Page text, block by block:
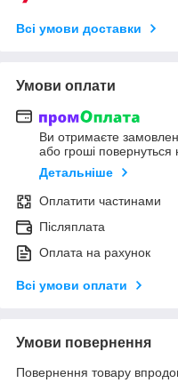
Всі умови доставки
Умови оплати
Ви отримаєте
або гроші повернуться
Детальніше
Оплатити частинами
Післяплата
Оплата на рахунок
Всі умови оплати
Умови повернення
Повернення товару